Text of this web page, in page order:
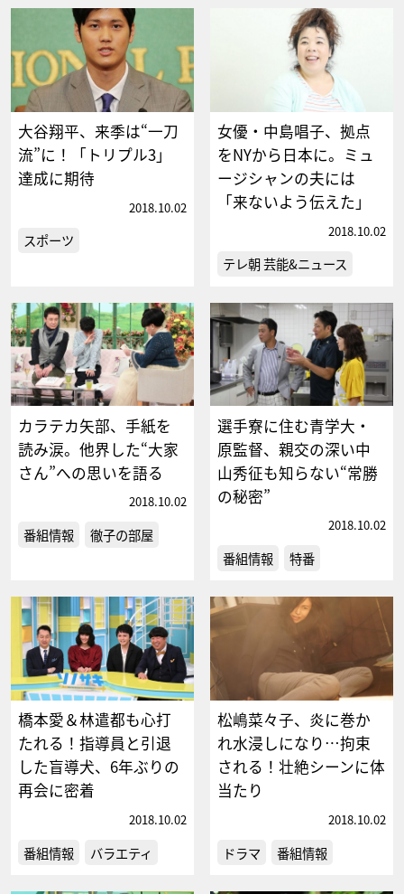
大谷翔平、来季は“一刀
流”に！「トリプル3」
達成に期待
2018.10.02
スポーツ
女優・中島唱子、拠点
をNYから日本に。ミュ
ージシャンの夫には
「来ないよう伝えた」
2018.10.02
テレ朝 芸能&ニュース
カラテカ矢部、手紙を
読み涙。他界した“大家
さん”への思いを語る
2018.10.02
番組情報 徹子の部屋
選手寮に住む青学大・
原監督、親交の深い中
山秀征も知らない“常勝
の秘密”
2018.10.02
番組情報 特番
橋本愛＆林遣都も心打
たれる！指導員と引退
した盲導犬、6年ぶりの
再会に密着
2018.10.02
番組情報 バラエティ
松嶋菜々子、炎に巻か
れ水浸しになり…拘束
される！壮絶シーンに体
当たり
2018.10.02
ドラマ 番組情報